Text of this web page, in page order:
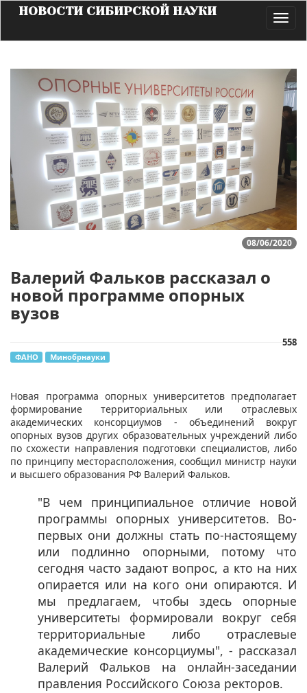
НОВОСТИ СИБИРСКОЙ НАУКИ
08/06/2020
Валерий Фальков рассказал о
новой программе опорных
вузов
558
ФАНО Минобрнауки
Новая программа опорных университетов предполагает
формирование территориальных или отраслевых
академических консорциумов - объединений вокруг
опорных вузов других образовательных учреждений либо
по схожести направления подготовки специалистов, либо
по принципу месторасположения, сообщил министр науки
и высшего образования РФ Валерий Фальков.
"В чем принципиальное отличие новой
программы опорных университетов. Во-
первых они должны стать по-настоящему
или подлинно опорными, потому что
сегодня часто задают вопрос, а кто на них
опирается или на кого они опираются. И
мы предлагаем, чтобы здесь опорные
университеты формировали вокруг себя
территориальные либо отраслевые
академические консорциумы", - рассказал
Валерий Фальков на онлайн-заседании
правления Российского Союза ректоров.